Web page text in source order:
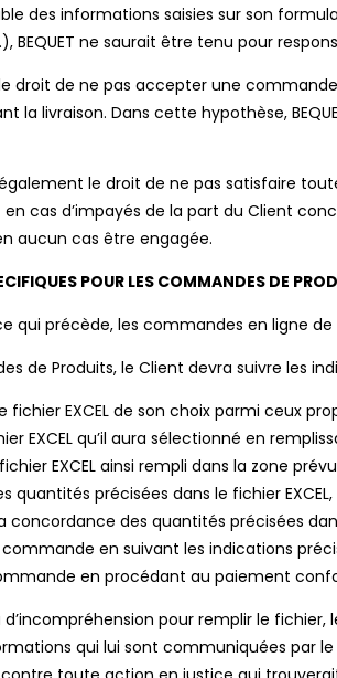
des informations saisies sur son
BEQUET ne saurait être tenu pour
le droit de ne pas accepter une
la livraison. Dans cette hypothèse,
également le droit de ne pas satisfaire
cas d’impayés de la part du Client
aucun cas être engagée.
POUR LES COMMANDES DE
qui précède, les commandes en ligne
de Produits, le Client devra suivre les
fichier EXCEL de son choix parmi ceux
EXCEL qu’il aura sélectionné en
EXCEL ainsi rempli dans la zone
quantités précisées dans le fichier
concordance des quantités précisées
commande en suivant les indications
en procédant au paiement
pour remplir le fichier,
qui lui sont communiquées par